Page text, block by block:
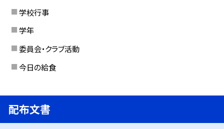
学校行事
学年
委員会・クラブ活動
今日の給食
配布文書